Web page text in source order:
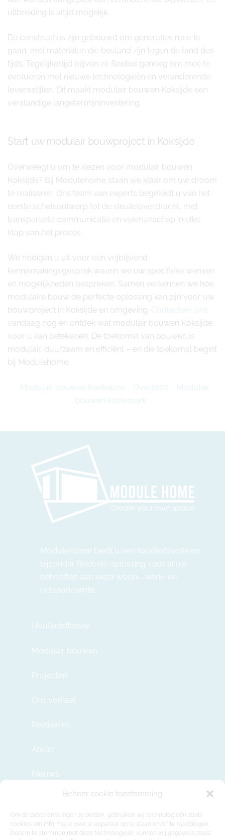
Beheer cookie toestemming
Om de beste ervaringen te bieden, gebruiken wij technologieën zoals
cookies om informatie over je apparaat op te slaan en/of te raadplegen.
Door in te stemmen met deze technologieën kunnen wij gegevens zoals
uitbreiding is altijd mogelijk.
De constructies zijn gebouwd om generaties mee te
gaan, met materialen die bestand zijn tegen de tand des
tijds. Tegelijkertijd blijven ze flexibel genoeg om mee te
evolueren met nieuwe technologieën en veranderende
levensstijlen. Dit maakt modulair bouwen Koksijde een
verstandige langetermijninvestering.
Start uw modulair bouwproject in Koksijde
Overweegt u om te kiezen voor modulair bouwen
Koksijde? Bij Modulehome staan we klaar om uw droom
te realiseren. Ons team van experts begeleidt u van het
eerste schetsontwerp tot de sleuteloverdracht, met
transparante communicatie en vakmanschap in elke
stap van het proces.
We nodigen u uit voor een vrijblijvend
kennismakingsgesprek waarin we uw specifieke wensen
en mogelijkheden bespreken. Samen verkennen we hoe
modulaire bouw de perfecte oplossing kan zijn voor uw
bouwproject in Koksijde en omgeving. Contacteer ons
vandaag nog en ontdek wat modulair bouwen Koksijde
voor u kan betekenen. De toekomst van bouwen is
modulair, duurzaam en efficiënt – en die toekomst begint
bij Modulehome.
Modulair bouwen Koekelare Overzicht
Modulair
bouwen Kortemark
ModuleHome biedt u een kwaliteitsvolle en
bijzonder flexibele oplossing voor al uw
behoeften aan extra woon-, werk- en
ontspanruimte.
Houtkeletbouw
Modulair bouwen
Projecten
Ons verhaal
Realisaties
Atelier
Nieuws
info@modulehome.be